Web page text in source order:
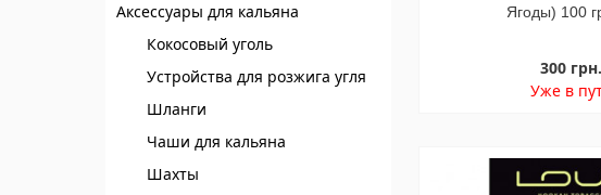
Аксессуары для кальяна
Кокосовый уголь
Устройства для розжига угля
Шланги
Чаши для кальяна
Шахты
Ягоды) 100
300 грн.
Уже в